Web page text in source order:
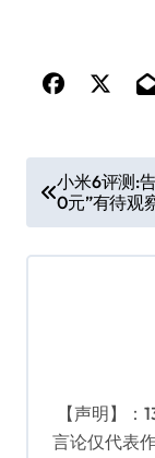
章
导
小米6评测:
0元”有待观
【声明】
言论仅代表